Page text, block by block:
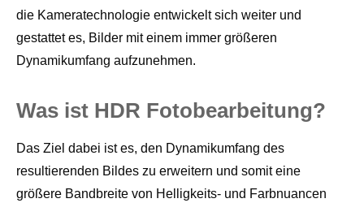
die Kameratechnologie entwickelt sich weiter und
gestattet es, Bilder mit einem immer größeren
Dynamikumfang aufzunehmen.
Was ist HDR Fotobearbeitung?
Das Ziel dabei ist es, den Dynamikumfang des
resultierenden Bildes zu erweitern und somit eine
größere Bandbreite von Helligkeits- und Farbnuancen